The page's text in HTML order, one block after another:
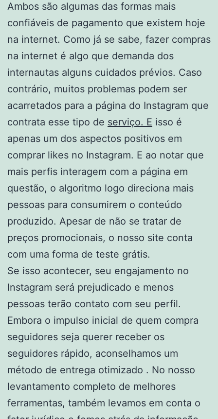
Ambos são algumas das formas mais
confiáveis de pagamento que existem hoje
na internet. Como já se sabe, fazer compras
na internet é algo que demanda dos
internautas alguns cuidados prévios. Caso
contrário, muitos problemas podem ser
acarretados para a página do Instagram que
contrata esse tipo de serviço. E isso é
apenas um dos aspectos positivos em
comprar likes no Instagram. E ao notar que
mais perfis interagem com a página em
questão, o algoritmo logo direciona mais
pessoas para consumirem o conteúdo
produzido. Apesar de não se tratar de
preços promocionais, o nosso site conta
com uma forma de teste grátis.
Se isso acontecer, seu engajamento no
Instagram será prejudicado e menos
pessoas terão contato com seu perfil.
Embora o impulso inicial de quem compra
seguidores seja querer receber os
seguidores rápido, aconselhamos um
método de entrega otimizado . No nosso
levantamento completo de melhores
ferramentas, também levamos em conta o